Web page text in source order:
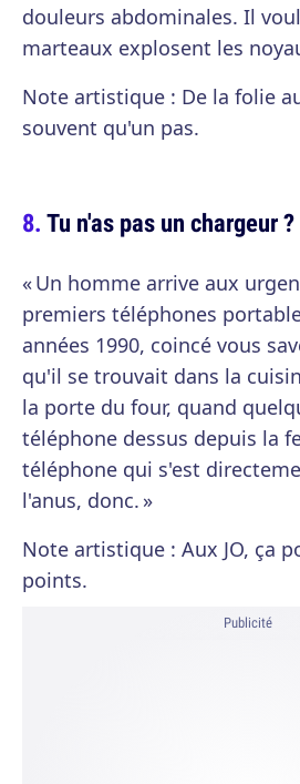
douleurs abdominales. Il
marteaux explosent les
Note artistique : De la folie
souvent qu'un pas.
Tu n'as pas un chargeur ?
« Un homme arrive aux
premiers téléphones
années 1990, coincé vous
qu'il se trouvait dans la
la porte du four, quand
téléphone dessus depuis la
téléphone qui s'est
l'anus, donc. »
Note artistique : Aux JO, ça
points.
Publicité